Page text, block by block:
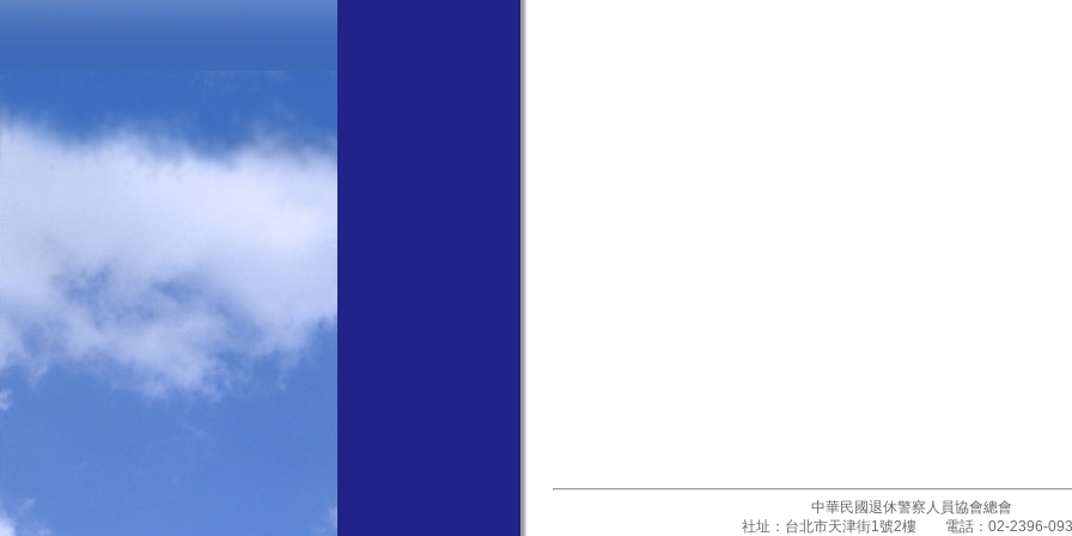
中華民國退休警察人員協會總會
社址：台北市天津街1號2樓 電話：02-2396-